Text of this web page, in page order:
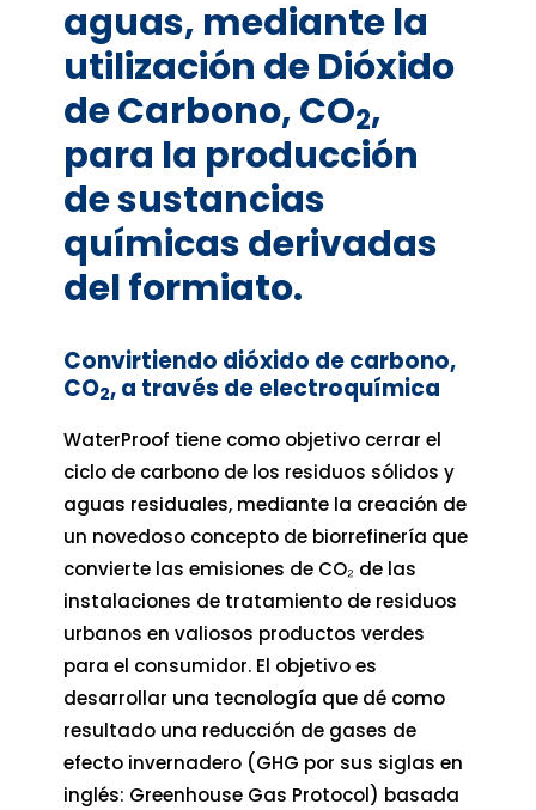
aguas, mediante la
utilización de Dióxido
de Carbono, CO2,
para la producción
de sustancias
químicas derivadas
del formiato.
Convirtiendo dióxido de carbono,
CO2, a través de electroquímica
WaterProof tiene como objetivo cerrar el
ciclo de carbono de los residuos sólidos y
aguas residuales, mediante la creación de
un novedoso concepto de biorrefinería que
convierte las emisiones de CO₂ de las
instalaciones de tratamiento de residuos
urbanos en valiosos productos verdes
para el consumidor. El objetivo es
desarrollar una tecnología que dé como
resultado una reducción de gases de
efecto invernadero (GHG por sus siglas en
inglés: Greenhouse Gas Protocol) basada